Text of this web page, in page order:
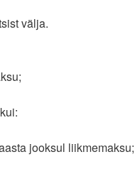
välja.
jooksul liikmemaksu;